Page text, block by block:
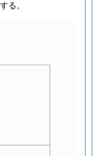
る。